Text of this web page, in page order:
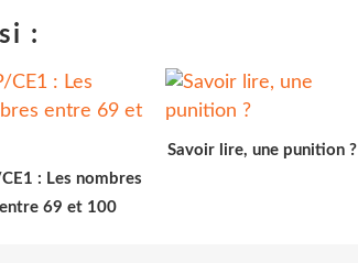
:
: Les nombres
entre 69 et 100
Savoir lire, une punition ?